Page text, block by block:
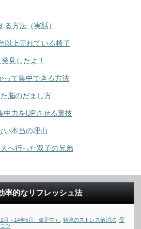
る方法（実話）
以上売れている椅子
見したよ！
って集中できる方法
脳のだまし方
中力をUPさせる裏技
い本当の理由
へ行った双子の兄弟
率的なリフレッシュ法
～14年5月、修正中）
勉強のストレス解消法 受
ツ